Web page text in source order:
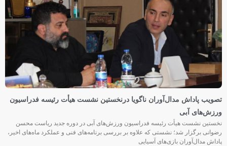
تصویب پاداش مدال‌آوران ناگویا درنخستین نشست هیأت رئیسه فدراسیون
ورزش‌های آبی
نخستین نشست هیأت رئیسه فدراسیون ورزش‌های آبی در دوره جدید ریاست محسن
رضوانی برگزار شد؛ نشستی که علاوه بر بررسی برنامه‌های فنی و عملکرد ماه‌های اخیر،
پاداش مدال‌آوران بازی‌های آسیایی